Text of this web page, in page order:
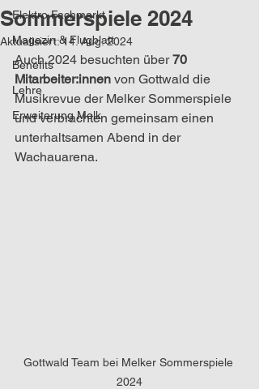
Elektro Fachmarkt
Magazin & Flugblatt
Benefits
Lehre
Erweiterung Melk
Sommerspiele 2024
Aktualisiert:14. Aug. 2024
Auch 2024 besuchten über 70
Mitarbeiter:innen von Gottwald die
Musikrevue der Melker Sommerspiele
und verbrachten gemeinsam einen
unterhaltsamen Abend in der
Wachauarena.
Gottwald Team bei Melker Sommerspiele
2024